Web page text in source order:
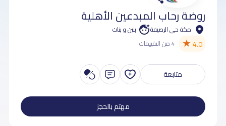
روضة رحاب المبدعين الأهلية
مكة حي الرصيفة بنين و بنات
4.0
★ 4 من التقييمات
متابعة
مهتم بالحجز